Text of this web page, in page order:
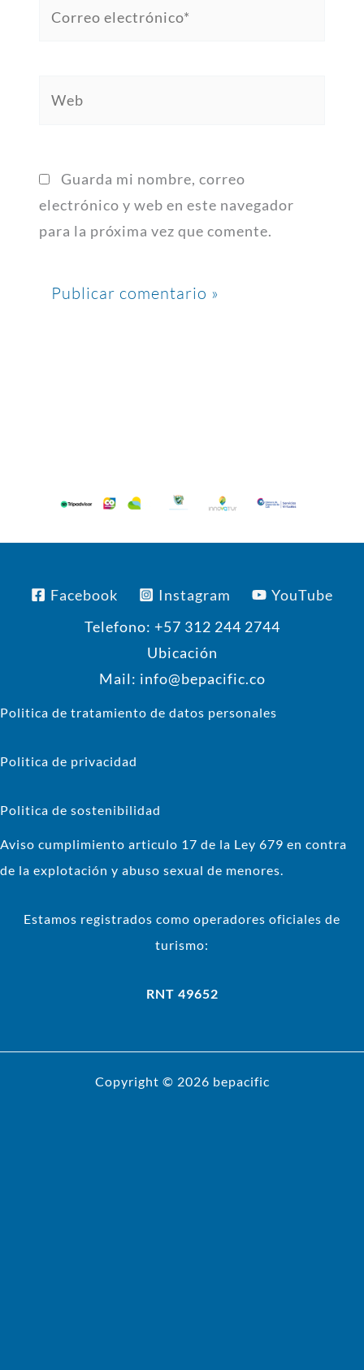
Guarda mi nombre, correo
electrónico y web en este navegador
para la próxima vez que comente.
Facebook Instagram
YouTube
Telefono: +57 312 244 2744
Ubicación
Mail: info@bepacific.co
Politica de tratamiento de datos personales
Politica de privacidad
Politica de sostenibilidad
Aviso cumplimiento articulo 17 de la Ley 679 en contra
de la explotación y abuso sexual de menores.
Estamos registrados como operadores oficiales de
turismo:
RNT 49652
Copyright © 2026 bepacific